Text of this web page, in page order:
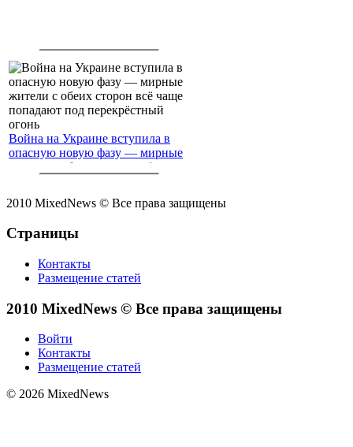
Война на Украине вступила в
опасную новую фазу — мирные
жители с обеих сторон всё чаще
2010 MixedNews © Все права защищены
Страницы
Контакты
Размещение статей
2010 MixedNews © Все права защищены
Войти
Контакты
Размещение статей
© 2026 MixedNews